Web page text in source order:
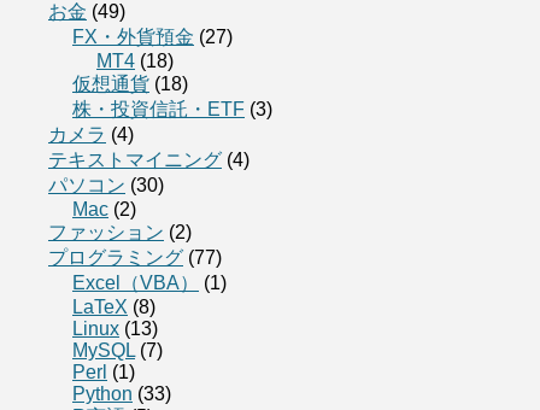
お金 (49)
FX・外貨預金 (27)
MT4 (18)
仮想通貨 (18)
株・投資信託・ETF (3)
カメラ (4)
テキストマイニング (4)
パソコン (30)
Mac (2)
ファッション (2)
プログラミング (77)
Excel（VBA）
(1)
LaTeX (8)
Linux (13)
MySQL (7)
Perl (1)
Python (33)